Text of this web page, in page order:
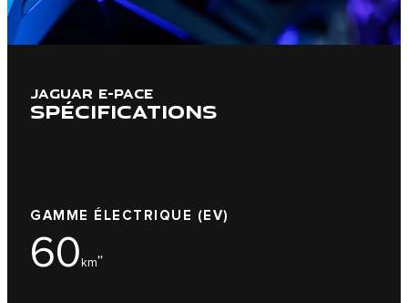
JAGUAR E-PACE
SPÉCIFICATIONS
GAMME ÉLECTRIQUE (EV)
60km††